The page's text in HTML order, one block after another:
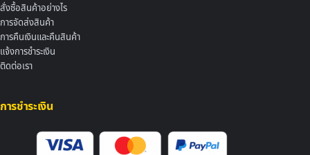
สั่งซื้อสินค้าอย่างไร
การจัดส่งสินค้า
การคืนเงินและคืนสินค้า
แจ้งการชำระเงิน
ติดต่อเรา
การชำระเงิน